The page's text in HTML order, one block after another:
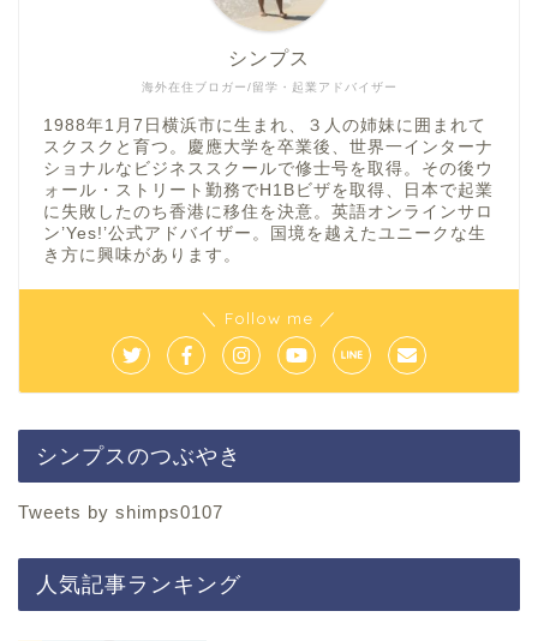
海外在住ブロガー/留学・起業アドバイザー
シンプス
1988年1月7日横浜市に生まれ、３人の姉妹に囲まれて
スクスクと育つ。慶應大学を卒業後、世界一インターナ
ショナルなビジネススクールで修士号を取得。その後ウ
ォール・ストリート勤務でH1Bビザを取得、日本で起業
に失敗したのち香港に移住を決意。英語オンラインサロ
ン’Yes!’公式アドバイザー。国境を越えたユニークな生
き方に興味があります。
＼ Follow me ／
シンプスのつぶやき
Tweets by shimps0107
人気記事ランキング